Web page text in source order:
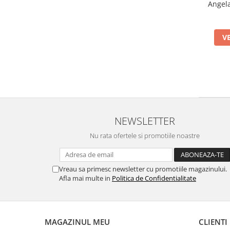
NEWSLETTER
Nu rata ofertele si promotiile noastre
Vreau sa primesc newsletter cu promotiile magazinului.
Afla mai multe in Politica de Confidentialitate
MAGAZINUL MEU CLIENTI